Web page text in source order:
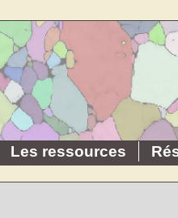
Les ressources